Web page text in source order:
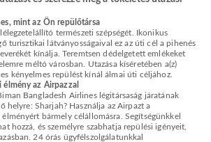
mint az Ön repülőtársa
természeti szépségét. Ikonikus
turisztikai látványosságaival ez az úti cél a pihenés
kínálja. Teremtsen dédelgetett emlékeket
méltó városban. Utazása kíséretében a(z)
kényelmes repülést kínál álmai úti céljához.
az Airpazzal
Bangladesh Airlines légitársaság járatának
helyre: Sharjah? Használja az Airpazt a
bármely célállomásra. Segítségünkkel
hozzá, és személyre szabhatja repülési igényeit,
24 órás ügyfélszolgálatunkkal